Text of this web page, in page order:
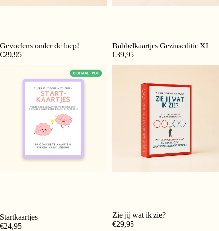
Toevoegen
Gevoelens onder de loep!
€29,95
Babbelkaartjes Gezinseditie XL
€39,95
Toevoegen
Startkaartjes
€24,95
Zie jij wat ik zie?
€29,95